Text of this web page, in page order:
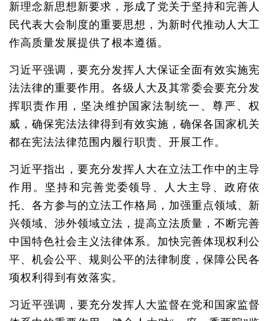
新理念新思想新要求，形成了党关于坚持和完善人
民代表大会制度的重要思想，为新时代推动人大工
作高质量发展提供了根本遵循。
习近平强调，要充分发挥人大保证全面有效实施宪
法法律的重要作用。各级人大及其常委会要充分发
挥职责作用，坚决维护国家法制统一、尊严、权
威，确保宪法法律得到有效实施，确保各国家机关
都在宪法法律范围内履行职责、开展工作。
习近平指出，要充分发挥人大在立法工作中的主导
作用。坚持和完善党委领导、人大主导、政府依
托、各方参与的立法工作格局，加强重点领域、新
兴领域、涉外领域立法，提高立法质量，不断完善
中国特色社会主义法律体系。加快完善体现权利公
平、机会公平、规则公平的法律制度，保障公民各
项权利得到有效落实。
习近平强调，要充分发挥人大监督在党和国家监督